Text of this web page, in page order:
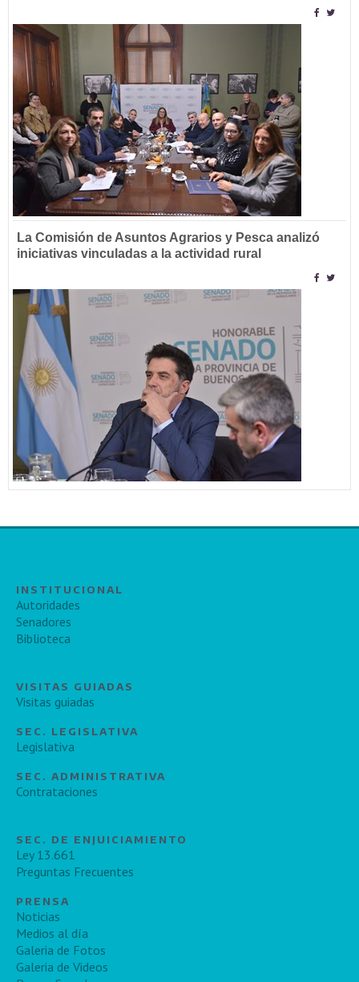
La Comisión de Asuntos Agrarios y Pesca analizó
iniciativas vinculadas a la actividad rural
INSTITUCIONAL
Autoridades
Senadores
Biblioteca
VISITAS GUIADAS
Visitas guiadas
SEC. LEGISLATIVA
Legislativa
SEC. ADMINISTRATIVA
Contrataciones
SEC. DE ENJUICIAMIENTO
Ley 13.661
Preguntas Frecuentes
PRENSA
Noticias
Medios al día
Galeria de Fotos
Galeria de Videos